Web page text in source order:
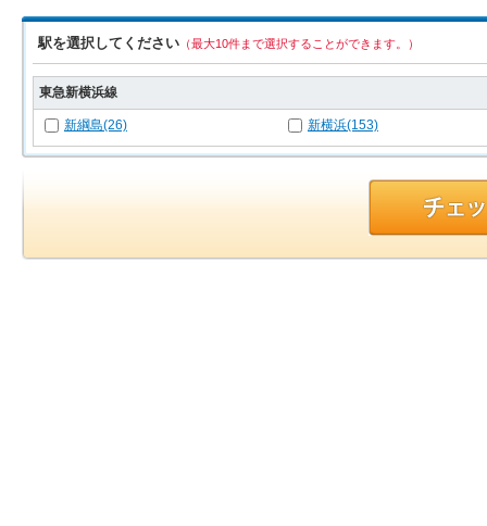
駅を選択してください （最大10件まで選択することができます。）
東急新横浜線
新綱島(26) 新横浜(153)